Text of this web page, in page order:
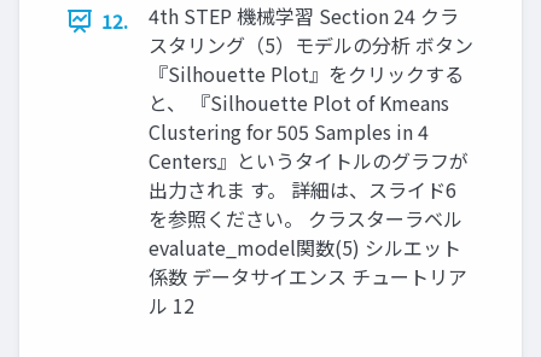
12.
4th STEP 機械学習 Section 24 クラ
スタリング（5）モデルの分析 ボタン
『Silhouette Plot』をクリックする
と、 『Silhouette Plot of Kmeans
Clustering for 505 Samples in 4
Centers』というタイトルのグラフが
出力されま す。 詳細は、スライド6
を参照ください。 クラスターラベル
evaluate_model関数(5) シルエット
係数 データサイエンス チュートリア
ル 12